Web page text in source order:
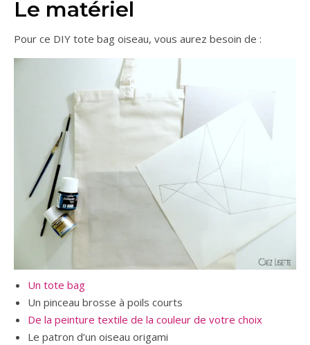
Le matériel
Pour ce DIY tote bag oiseau, vous aurez besoin de :
Un tote bag
Un pinceau brosse à poils courts
De la peinture textile de la couleur de votre choix
Le patron d’un oiseau origami